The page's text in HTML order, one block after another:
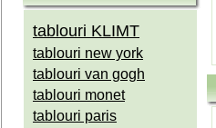
tablouri KLIMT
tablouri new york
tablouri van gogh
tablouri monet
tablouri paris